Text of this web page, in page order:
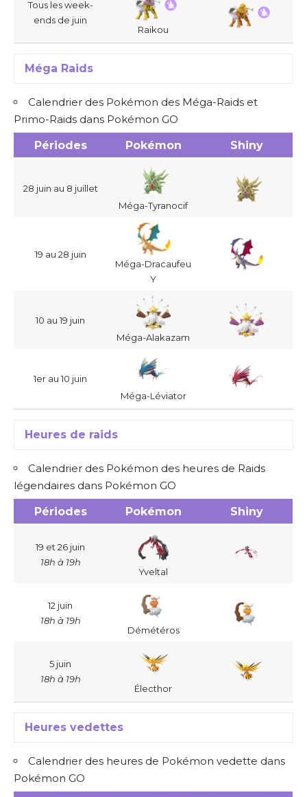
Tous les week-
ends de juin
Raikou
Méga Raids
Calendrier des Pokémon des Méga-Raids et
Primo-Raids dans Pokémon GO
Périodes Pokémon Shiny
28 juin au 8 juillet
Méga-Tyranocif
19 au 28 juin
Méga-Dracaufeu
Y
10 au 19 juin
Méga-Alakazam
1er au 10 juin
Méga-Léviator
Heures de raids
Calendrier des Pokémon des heures de Raids
légendaires dans Pokémon GO
Périodes Pokémon Shiny
19 et 26 juin
18h à 19h
Yveltal
12 juin
18h à 19h
Démétéros
5 juin
18h à 19h
Électhor
Heures vedettes
Calendrier des heures de Pokémon vedette dans
Pokémon GO